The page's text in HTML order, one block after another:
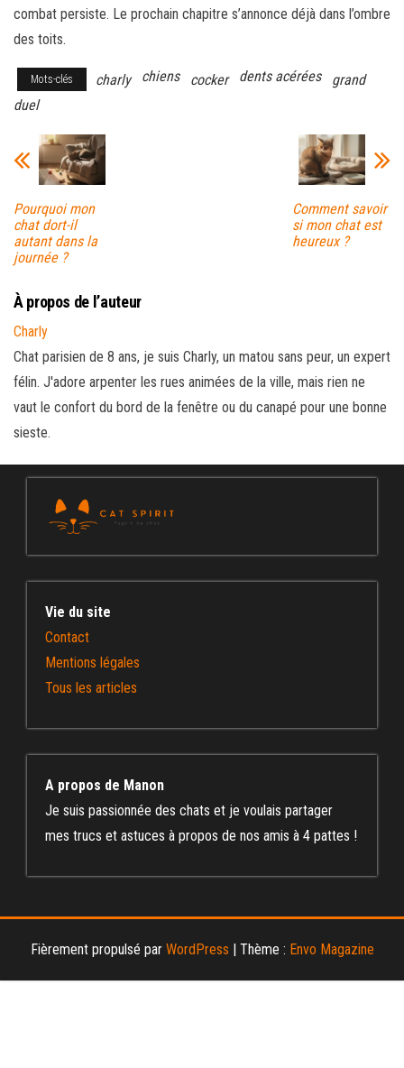
combat persiste. Le prochain chapitre s’annonce déjà dans l’ombre
des toits.
Mots-clés charly chiens cocker dents acérées
grand
duel
Pourquoi mon
chat dort-il
autant dans la
journée ?
Comment savoir
si mon chat est
heureux ?
À propos de l’auteur
Charly
Chat parisien de 8 ans, je suis Charly, un matou sans peur, un expert
félin. J'adore arpenter les rues animées de la ville, mais rien ne
vaut le confort du bord de la fenêtre ou du canapé pour une bonne
sieste.
Vie du site
Contact
Mentions légales
Tous les articles
A propos de Manon
Je suis passionnée des chats et je voulais partager
mes trucs et astuces à propos de nos amis à 4 pattes !
Fièrement propulsé par WordPress | Thème : Envo Magazine